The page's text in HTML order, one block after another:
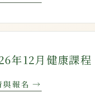
年12月健康課程
與報名 →